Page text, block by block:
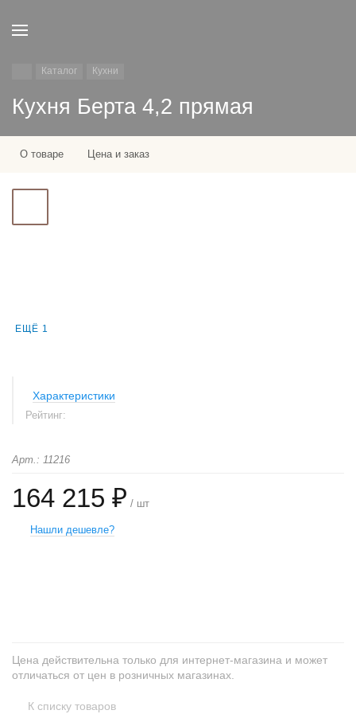
Каталог Кухни
Кухня Берта 4,2 прямая
О товаре Цена и заказ
ЕЩЁ 1
Характеристики
Рейтинг:
Арт.: 11216
164 215 ₽ / шт
Нашли дешевле?
Цена действительна только для интернет-магазина и может
отличаться от цен в розничных магазинах.
К списку товаров